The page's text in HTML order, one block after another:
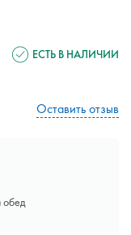
ЕСТЬ В НАЛИЧИИ
Оставить отзыв
обед